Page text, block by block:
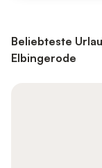
Beliebteste
Elbingerode